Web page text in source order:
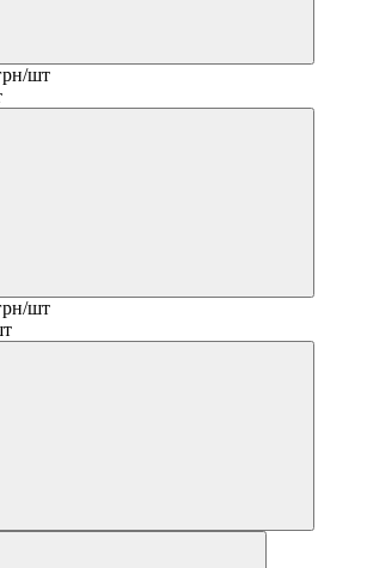
шт
шт